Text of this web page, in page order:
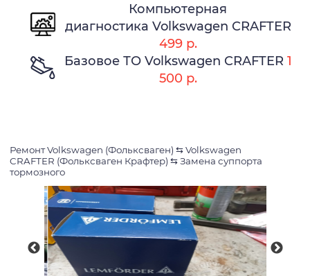
Компьютерная
диагностика Volkswagen CRAFTER
499 р.
Базовое ТО Volkswagen CRAFTER 1
500 р.
Ремонт Volkswagen (Фольксваген) ⇆ Volkswagen
CRAFTER (Фольксваген Крафтер) ⇆ Замена суппорта
тормозного